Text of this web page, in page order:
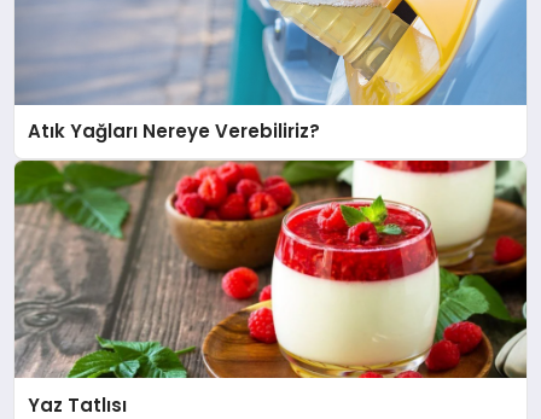
Atık Yağları Nereye Verebiliriz?
Yaz Tatlısı